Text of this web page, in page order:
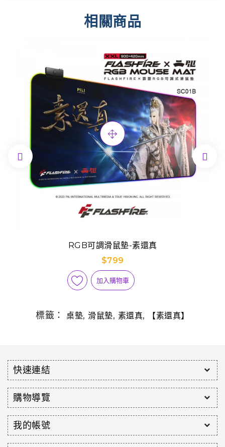
相關商品
RGB可調滑鼠墊-素還真
$799
加入購物車
 
標籤：桌墊,滑鼠墊, 素還真, 【素還真】
快速連結
購物導覽
我的帳號